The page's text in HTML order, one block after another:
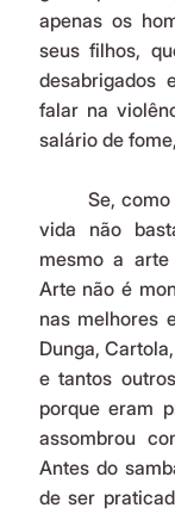
apenas os
seus filhos,
desabrigados
falar na
salário de
vida não
mesmo a
Arte não é
nas melhores
Dunga,
e tantos
porque eram
assombrou
Antes do
de ser